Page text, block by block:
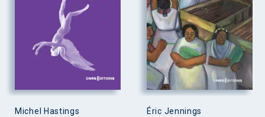
Michel Hastings Éric Jennings